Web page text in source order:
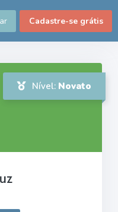
Cadastre-se grátis
Nível: Novato